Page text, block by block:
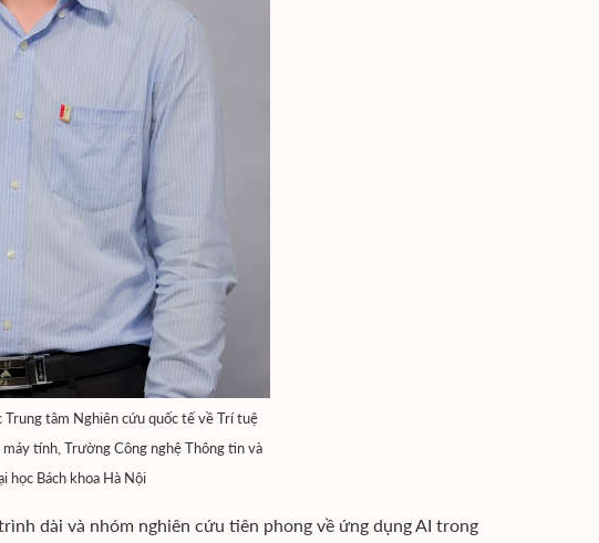
Trung tâm Nghiên cứu quốc tế về Trí tuệ
tính, Trường Công nghệ Thông tin và
học Bách khoa Hà Nội
dài và nhóm nghiên cứu tiên phong về ứng dụng AI trong